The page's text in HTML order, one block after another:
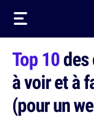
Top 10
à voir et à
(pour un